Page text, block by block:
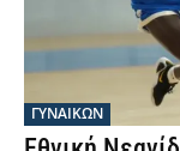
ΓΥΝΑΙΚΩΝ